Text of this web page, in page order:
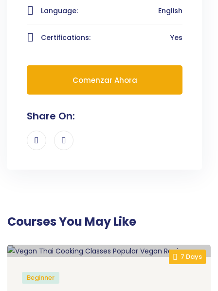
Language: English
Certifications: Yes
Comenzar Ahora
Share On:
Courses You May Like
7 Days
Beginner